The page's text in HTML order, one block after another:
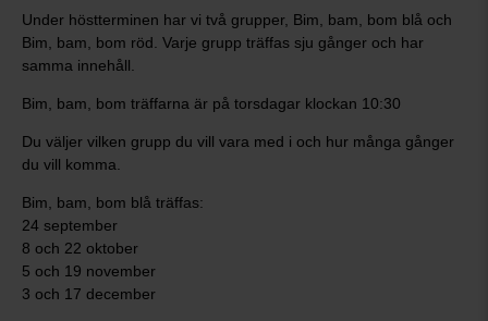
Under höstterminen har vi två grupper, Bim, bam, bom blå och
Bim, bam, bom röd. Varje grupp träffas sju gånger och har
samma innehåll.
Bim, bam, bom träffarna är på torsdagar klockan 10:30
Du väljer vilken grupp du vill vara med i och hur många gånger
du vill komma.
Bim, bam, bom blå träffas:
24 september
8 och 22 oktober
5 och 19 november
3 och 17 december